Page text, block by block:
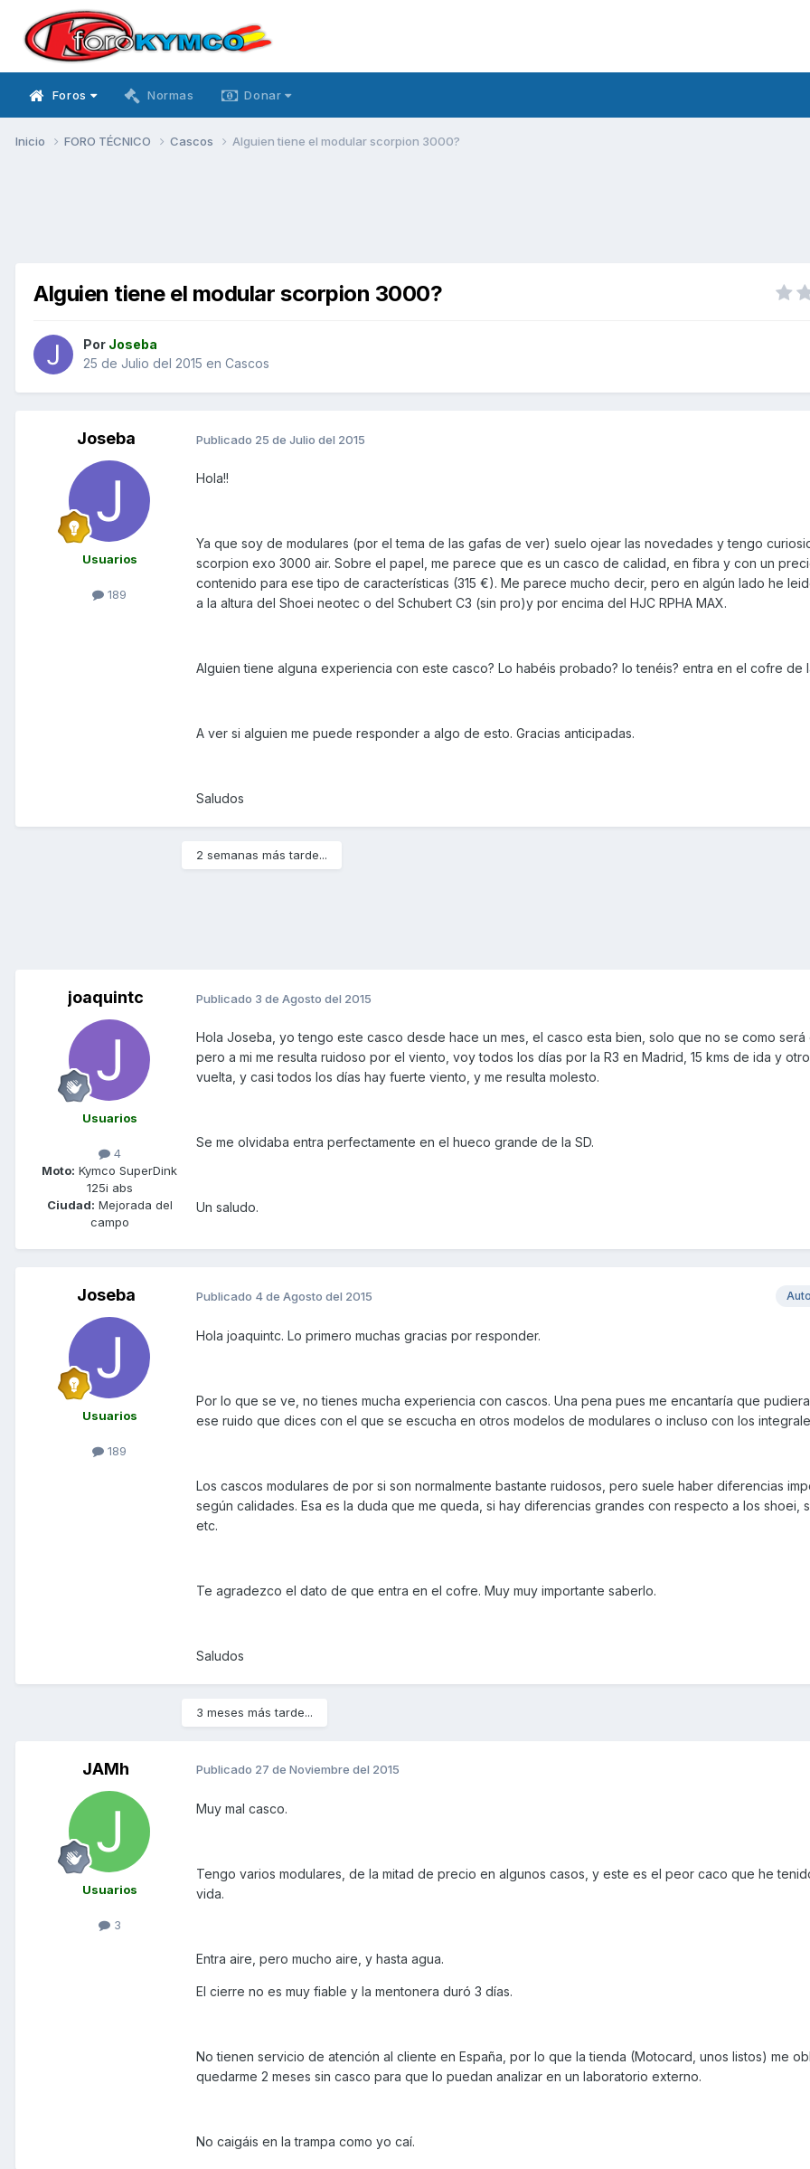
Foros Normas Donar
Inicio FORO TÉCNICO Cascos Alguien tiene el modular scorpion 3000?
Alguien tiene el modular scorpion 3000?
Por Joseba
25 de Julio del 2015 en Cascos
Joseba
Usuarios
189
Publicado 25 de Julio del 2015
Hola!!
Ya que soy de modulares (por el tema de las gafas de ver) suelo ojear las novedades y tengo
scorpion exo 3000 air. Sobre el papel, me parece que es un casco de calidad, en fibra y con un
contenido para ese tipo de características (315 €). Me parece mucho decir, pero en algún lado he
a la altura del Shoei neotec o del Schubert C3 (sin pro)y por encima del HJC RPHA MAX.
Alguien tiene alguna experiencia con este casco? Lo habéis probado? lo tenéis? entra en el cofre de
A ver si alguien me puede responder a algo de esto. Gracias anticipadas.
Saludos
2 semanas más tarde...
joaquintc
Usuarios
4
Moto: Kymco SuperDink
125i abs
Ciudad: Mejorada del
campo
Publicado 3 de Agosto del 2015
Hola Joseba, yo tengo este casco desde hace un mes, el casco esta bien, solo que no se como será
pero a mi me resulta ruidoso por el viento, voy todos los días por la R3 en Madrid, 15 kms de ida y
vuelta, y casi todos los días hay fuerte viento, y me resulta molesto.
Se me olvidaba entra perfectamente en el hueco grande de la SD.
Un saludo.
Joseba
Usuarios
189
Publicado 4 de Agosto del 2015
Hola joaquintc. Lo primero muchas gracias por responder.
Por lo que se ve, no tienes mucha experiencia con cascos. Una pena pues me encantaría que
ese ruido que dices con el que se escucha en otros modelos de modulares o incluso con los
Los cascos modulares de por si son normalmente bastante ruidosos, pero suele haber diferencias
según calidades. Esa es la duda que me queda, si hay diferencias grandes con respecto a los shoei,
etc.
Te agradezco el dato de que entra en el cofre. Muy muy importante saberlo.
Saludos
3 meses más tarde...
JAMh
Usuarios
3
Publicado 27 de Noviembre del 2015
Muy mal casco.
Tengo varios modulares, de la mitad de precio en algunos casos, y este es el peor caco que he
vida.
Entra aire, pero mucho aire, y hasta agua.
El cierre no es muy fiable y la mentonera duró 3 días.
No tienen servicio de atención al cliente en España, por lo que la tienda (Motocard, unos listos) me
quedarme 2 meses sin casco para que lo puedan analizar en un laboratorio externo.
No caigáis en la trampa como yo caí.